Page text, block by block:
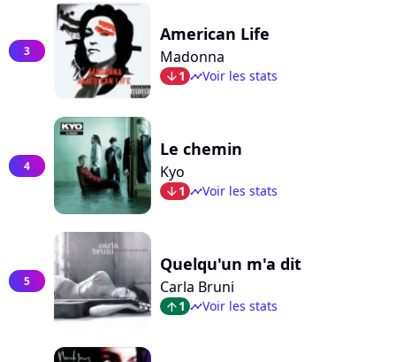
3
American Life
Madonna
arrow_bot1 timelineVoir les stats
4
Le chemin
Kyo
arrow_bot1 timelineVoir les stats
5
Quelqu'un m'a dit
Carla Bruni
arrow_top1 timelineVoir les stats